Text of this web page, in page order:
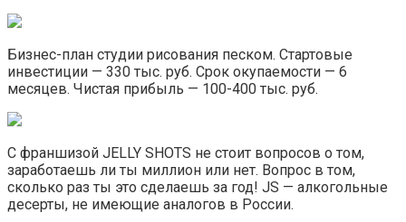
Бизнес-план студии рисования песком. Стартовые
инвестиции — 330 тыс. руб. Срок окупаемости — 6
месяцев. Чистая прибыль — 100-400 тыс. руб.
С франшизой JELLY SHOTS не стоит вопросов о том,
заработаешь ли ты миллион или нет. Вопрос в том,
сколько раз ты это сделаешь за год! JS — алкогольные
десерты, не имеющие аналогов в России.